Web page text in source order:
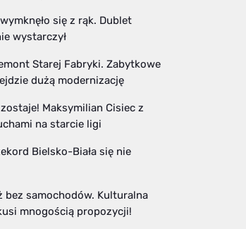
się z rąk. Dublet
wystarczył
Starej Fabryki. Zabytkowe
dużą modernizację
Maksymilian Cisiec z
na starcie ligi
Bielsko-Biała się nie
bez samochodów. Kulturalna
mnogością propozycji!